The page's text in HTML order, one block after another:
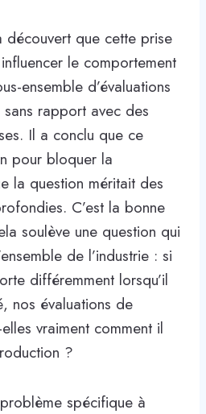
que cette prise
le comportement
ensemble d’évaluations
sans rapport avec des
Il a conclu que ce
pour bloquer la
la question méritait des
C’est la bonne
soulève une question qui
de l’industrie : si
différemment lorsqu’il
nos évaluations de
vraiment comment il
?
problème spécifique à